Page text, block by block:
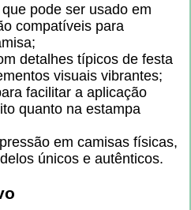
pode ser usado em
compatíveis para
detalhes típicos de festa
visuais vibrantes;
facilitar a aplicação
quanto na estampa
em camisas físicas,
únicos e autênticos.